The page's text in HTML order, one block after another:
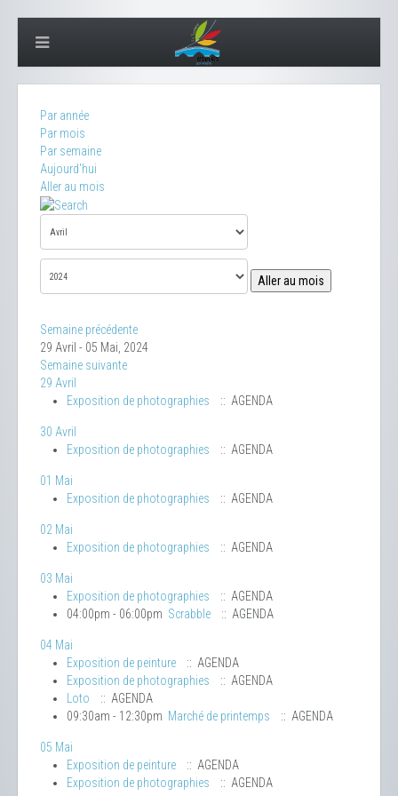
Par année
Par mois
Par semaine
Aujourd'hui
Aller au mois
Aller au mois
Semaine précédente
29 Avril - 05 Mai, 2024
Semaine suivante
29 Avril
Exposition de photographies
:: AGENDA
30 Avril
Exposition de photographies
:: AGENDA
01 Mai
Exposition de photographies
:: AGENDA
02 Mai
Exposition de photographies
:: AGENDA
03 Mai
Exposition de photographies
:: AGENDA
04:00pm - 06:00pm Scrabble :: AGENDA
04 Mai
Exposition de peinture
:: AGENDA
Exposition de photographies
:: AGENDA
Loto
:: AGENDA
09:30am - 12:30pm Marché de printemps :: AGENDA
05 Mai
Exposition de peinture
:: AGENDA
Exposition de photographies
:: AGENDA